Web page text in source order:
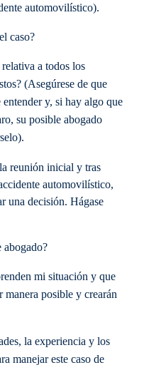
automovilístico).
caso?
a todos los
(Asegúrese de que
y, si hay algo que
su posible abogado
reunión inicial y tras
automovilístico,
una decisión. Hágase
abogado?
mi situación y que
manera posible y crearán
la experiencia y los
manejar este caso de